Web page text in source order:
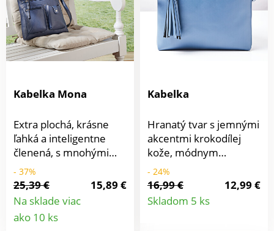
Kabelka Mona
Extra plochá, krásne
ľahká a inteligentne
členená, s mnohými
priehradkami na zips.
Táto trendy kabelka cez
rameno v štýle
crossbody je rovnako
elegantná ako praktická
- 37%
25,39 €
15,89 €
Na sklade viac
ako 10 ks
Kabelka
Hranatý tvar s jemnými
akcentmi krokodílej
kože, módnym
strapcom a
priehradkou na zips na
zadnej strane. Možno
nosiť aj ako crossbody
- 24%
16,99 €
12,99 €
Skladom 5 ks
Detail